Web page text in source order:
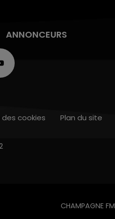
ANNONCEURS
CHAMPAGNE FM
cookies Plan du site